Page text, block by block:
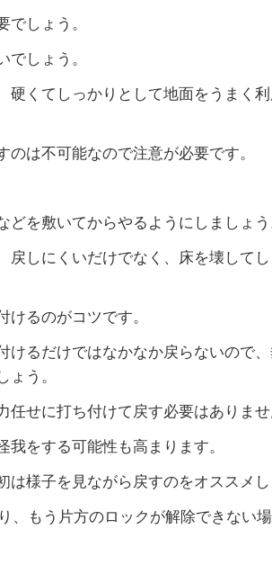
しょう。
しょう。
硬くてしっかりとして地面をうまく
は不可能なので注意が必要です。
を敷いてからやるようにしましょう
戻しにくいだけでなく、床を壊して
るのがコツです。
けるだけではなかなか戻らないので
う。
せに打ち付けて戻す必要はありませ
をする可能性も高まります。
様子を見ながら戻すのをオススメし
、もう片方のロックが解除できない